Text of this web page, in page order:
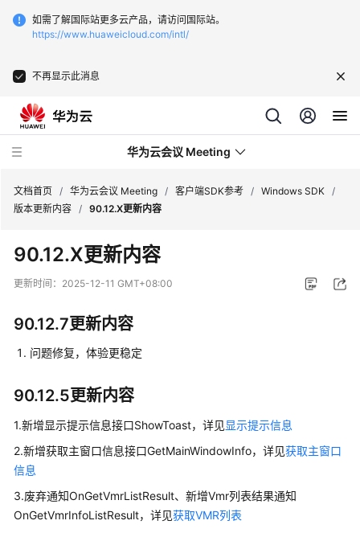
如需了解国际站更多云产品，请访问国际站。
https://www.huaweicloud.com/intl/
不再显示此消息
华为云会议 Meeting
新
动
服
务
产
介
绍
计
文档首页 / 华为云会议 Meeting / 客户端SDK参考 / Windows SDK /
版本更新内容 / 90.12.X更新内容
90.12.X更新内容
更新时间： 2025-12-11 GMT+08:00
90.12.7更新内容
问题修复，体验更稳定
90.12.5更新内容
1.新增显示提示信息接口ShowToast，详见显示提示信息
2.新增获取主窗口信息接口GetMainWindowInfo，详见获取主窗口
信息
3.废弃通知OnGetVmrListResult、新增Vmr列表结果通知
OnGetVmrInfoListResult，详见获取VMR列表